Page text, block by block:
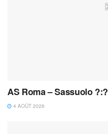
AS Roma – Sassuolo ?:?
4 AOÛT 2026